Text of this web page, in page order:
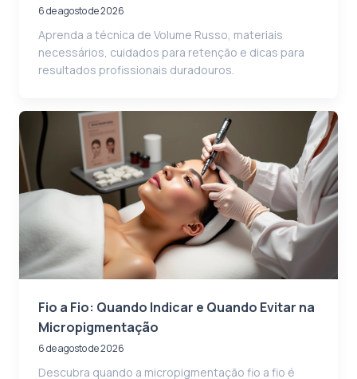
6 de agosto de 2026
Aprenda a técnica de Volume Russo, materiais
necessários, cuidados para retenção e dicas para
resultados profissionais duradouros.
Fio a Fio: Quando Indicar e Quando Evitar na
Micropigmentação
6 de agosto de 2026
Descubra quando a micropigmentação fio a fio é